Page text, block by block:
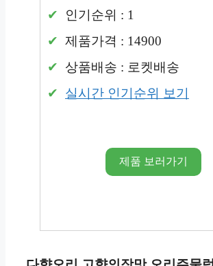
인기순위 : 1
제품가격 : 14900
상품배송 : 로켓배송
실시간 인기순위 보기
제품 보러가기